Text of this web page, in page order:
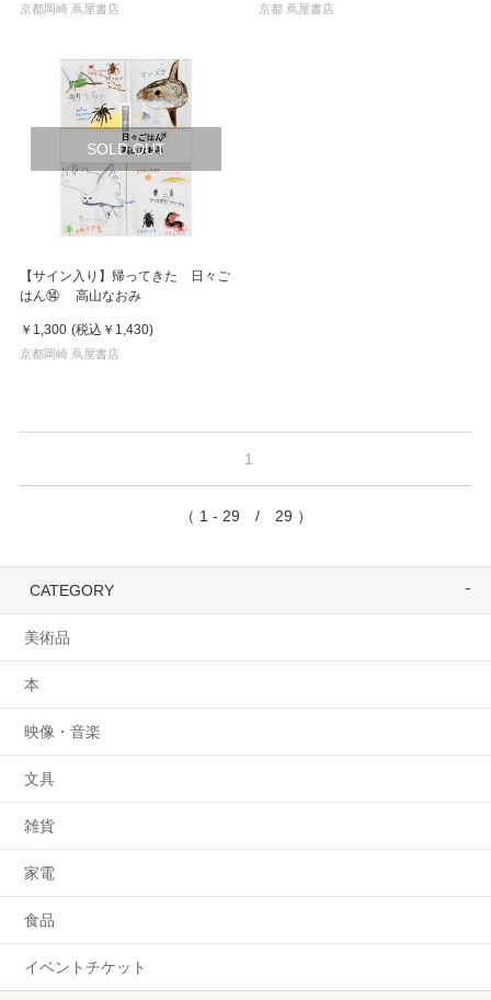
京都岡崎 蔦屋書店 京都 蔦屋書店
SOLD OUT
【サイン入り】帰ってきた 日々ご
はん⑭ 高山なおみ
￥1,300 (税込 ￥1,430)
京都岡崎 蔦屋書店
1
（ 1 - 29 / 29 ）
CATEGORY
美術品
本
映像・音楽
文具
雑貨
家電
食品
イベントチケット